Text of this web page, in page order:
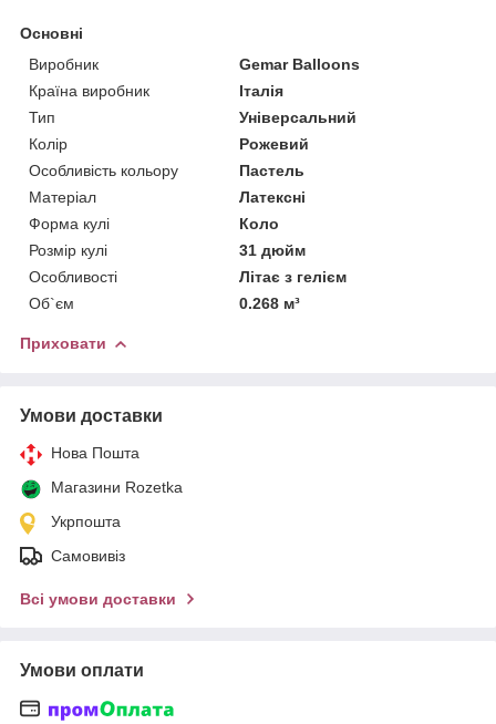
Основні
Виробник
Gemar Balloons
Країна виробник
Італія
Тип
Універсальний
Колір
Рожевий
Особливість кольору
Пастель
Матеріал
Латексні
Форма кулі
Коло
Розмір кулі
31 дюйм
Особливості
Літає з гелієм
Об`єм
0.268 м³
Приховати
Умови доставки
Нова Пошта
Магазини Rozetka
Укрпошта
Самовивіз
Всі умови доставки
Умови оплати